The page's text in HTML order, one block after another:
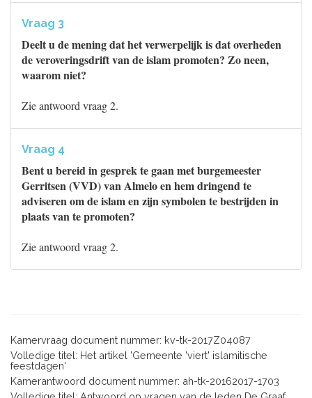
Vraag 3
Deelt u de mening dat het verwerpelijk is dat overheden
de veroveringsdrift van de islam promoten? Zo neen,
waarom niet?
Zie antwoord vraag 2.
Vraag 4
Bent u bereid in gesprek te gaan met burgemeester
Gerritsen (VVD) van Almelo en hem dringend te
adviseren om de islam en zijn symbolen te bestrijden in
plaats van te promoten?
Zie antwoord vraag 2.
Kamervraag document nummer: kv-tk-2017Z04087
Volledige titel: Het artikel 'Gemeente 'viert' islamitische
feestdagen'
Kamerantwoord document nummer: ah-tk-20162017-1703